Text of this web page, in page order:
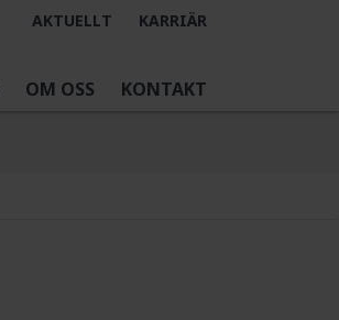
AKTUELLT KARRIÄR
OM OSS KONTAKT